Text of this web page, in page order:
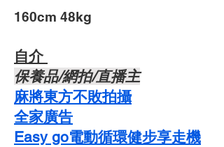
​160cm 48kg
自介 ​
​保養品/網拍/直播主
麻將東方不敗拍攝
​全家廣告
Easy go電動循環健步享走機